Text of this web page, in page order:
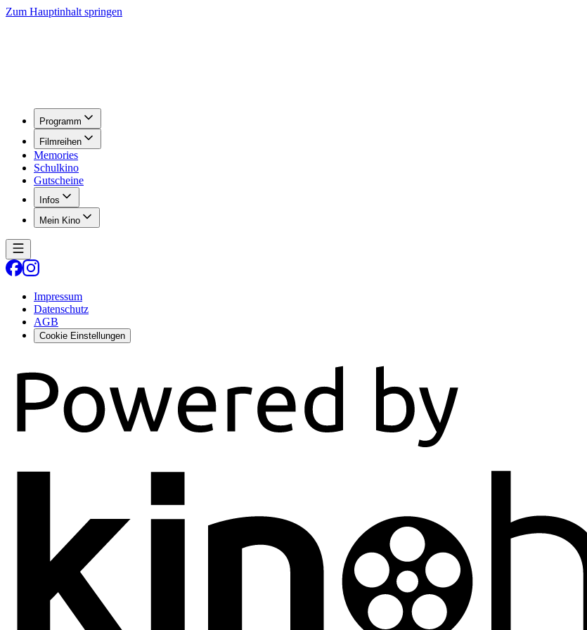
Zum Hauptinhalt springen
Programm
Filmreihen
Memories
Schulkino
Gutscheine
Infos
Mein Kino
Impressum
Datenschutz
AGB
Cookie Einstellungen